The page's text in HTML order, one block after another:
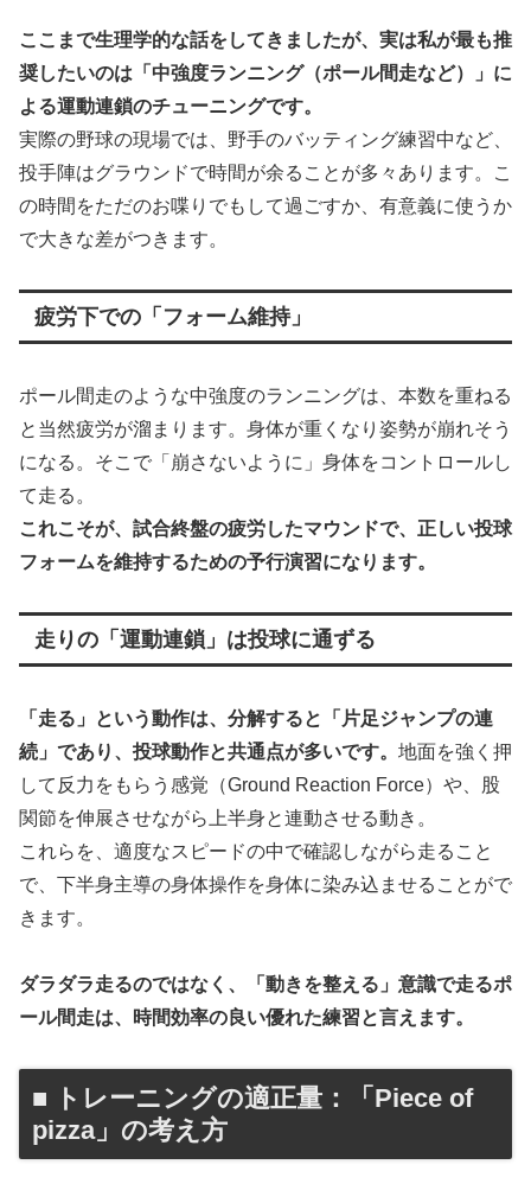
ここまで生理学的な話をしてきましたが、実は私が最も推
奨したいのは「中強度ランニング（ポール間走など）」に
よる運動連鎖のチューニングです。
実際の野球の現場では、野手のバッティング練習中など、
投手陣はグラウンドで時間が余ることが多々あります。こ
の時間をただのお喋りでもして過ごすか、有意義に使うか
で大きな差がつきます。
疲労下での「フォーム維持」
ポール間走のような中強度のランニングは、本数を重ねる
と当然疲労が溜まります。身体が重くなり姿勢が崩れそう
になる。そこで「崩さないように」身体をコントロールし
て走る。
これこそが、試合終盤の疲労したマウンドで、正しい投球
フォームを維持するための予行演習になります。
走りの「運動連鎖」は投球に通ずる
「走る」という動作は、分解すると「片足ジャンプの連
続」であり、投球動作と共通点が多いです。 地面を強く押
して反力をもらう感覚（Ground Reaction Force）や、股
関節を伸展させながら上半身と連動させる動き。
これらを、適度なスピードの中で確認しながら走ること
で、下半身主導の身体操作を身体に染み込ませることがで
きます。
ダラダラ走るのではなく、「動きを整える」意識で走るポ
ール間走は、時間効率の良い優れた練習と言えます。
■ トレーニングの適正量：「Piece of
pizza」の考え方